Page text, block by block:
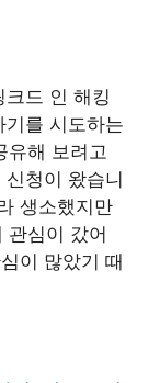
드 인 해킹
를 시도하는
유해 보려고
청이 왔습니
생소했지만
관심이 갔어
이 많았기 때